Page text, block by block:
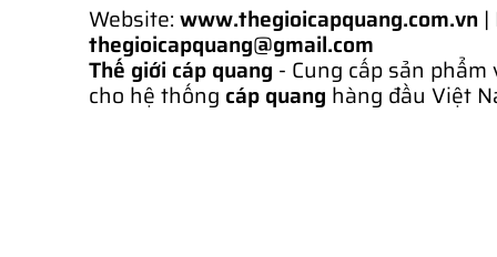
Website: www.thegioicapquang.com.vn |
thegioicapquang@gmail.com
Thế giới cáp quang - Cung cấp sản
cho hệ thống cáp quang hàng đầu Việt